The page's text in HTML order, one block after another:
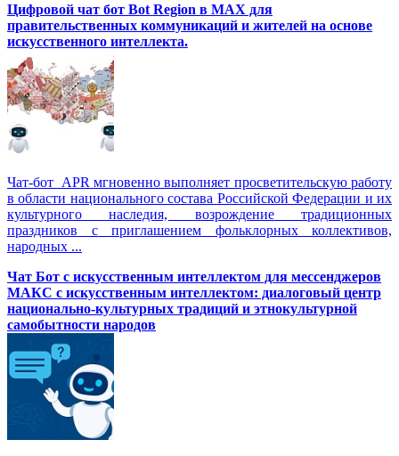
Цифровой чат бот Вot Region в MAX для
правительственных коммуникаций и жителей на основе
искусственного интеллекта.
Чат-бот APR мгновенно выполняет просветительскую работу
в области национального состава Российской Федерации и их
культурного наследия, возрождение традиционных
праздников с приглашением фольклорных коллективов,
народных ...
Чат Бот с искусственным интеллектом для мессенджеров
МАКС с искусственным интеллектом: диалоговый центр
национально-культурных традиций и этнокультурной
самобытности народов